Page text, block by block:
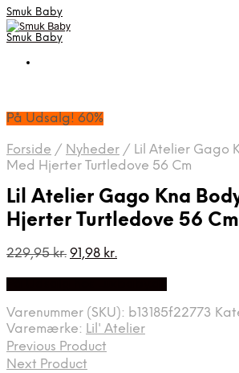
Smuk Baby
Smuk Baby
På Udsalg! 60%
Forside / Nyheder / Lil Atelier Gago
Med Hjerter Turtledove 56 Cm
Lil Atelier Gago Kna
Hjerter Turtledove 56 Cm
229,95kr. Den
229,95 kr..
91,98 kr.Den
91,98 kr..
Varenummer (SKU): b13185f22773
Varemærke: Lil' Atelier
Previous Product
Next Product